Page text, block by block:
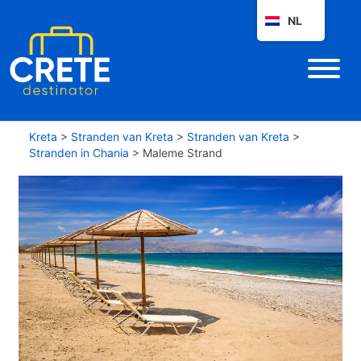
Kreta > Stranden van Kreta > Stranden van Kreta >
Stranden in Chania > Maleme Strand
NL